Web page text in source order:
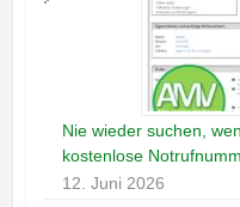
Nie wieder suchen,
kostenlose
12. Juni 2026